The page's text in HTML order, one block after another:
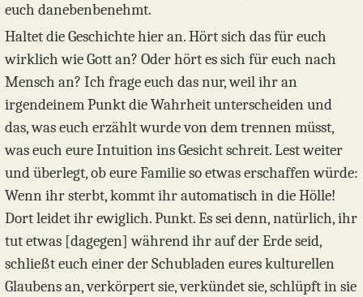
euch danebenbenehmt.
Haltet die Geschichte hier an. Hört sich das für euch
wirklich wie Gott an? Oder hört es sich für euch nach
Mensch an? Ich frage euch das nur, weil ihr an
irgendeinem Punkt die Wahrheit unterscheiden und
das, was euch erzählt wurde von dem trennen müsst,
was euch eure Intuition ins Gesicht schreit. Lest weiter
und überlegt, ob eure Familie so etwas erschaffen würde:
Wenn ihr sterbt, kommt ihr automatisch in die Hölle!
Dort leidet ihr ewiglich. Punkt. Es sei denn, natürlich, ihr
tut etwas [dagegen] während ihr auf der Erde seid,
schließt euch einer der Schubladen eures kulturellen
Glaubens an, verkörpert sie, verkündet sie, schlüpft in sie